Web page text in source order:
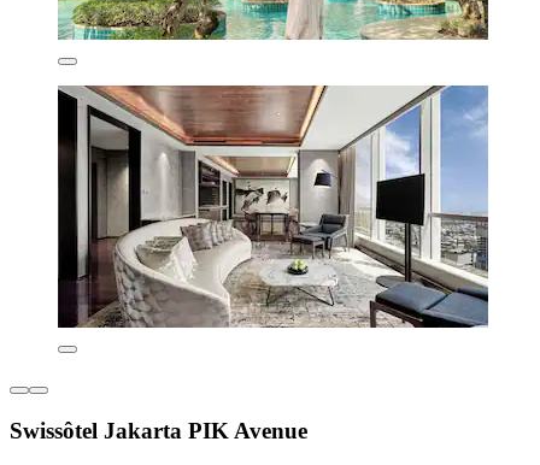
Swissôtel Jakarta PIK Avenue